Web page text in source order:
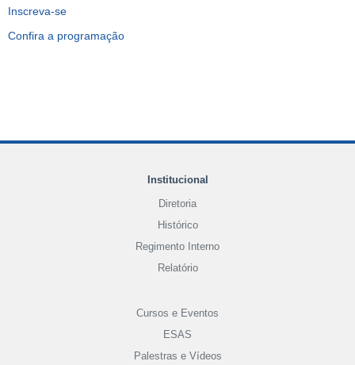
Inscreva-se
Confira a programação
Institucional
Diretoria
Histórico
Regimento Interno
Relatório
Cursos e Eventos
ESAS
Palestras e Vídeos